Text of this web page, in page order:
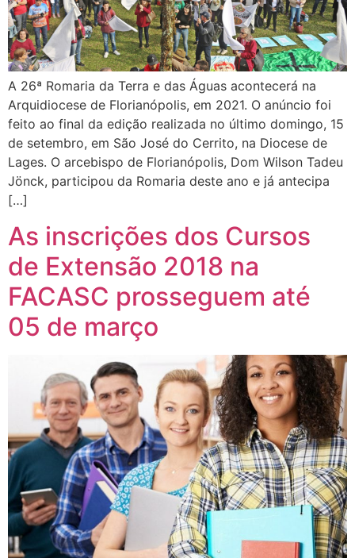
A 26ª Romaria da Terra e das Águas acontecerá na
Arquidiocese de Florianópolis, em 2021. O anúncio foi
feito ao final da edição realizada no último domingo, 15
de setembro, em São José do Cerrito, na Diocese de
Lages. O arcebispo de Florianópolis, Dom Wilson Tadeu
Jönck, participou da Romaria deste ano e já antecipa
[…]
As inscrições dos Cursos
de Extensão 2018 na
FACASC prosseguem até
05 de março